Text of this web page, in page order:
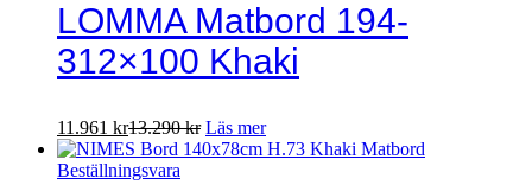
LOMMA Matbord 194-
312×100 Khaki
11.961 kr13.290kr Läs mer
Beställningsvara